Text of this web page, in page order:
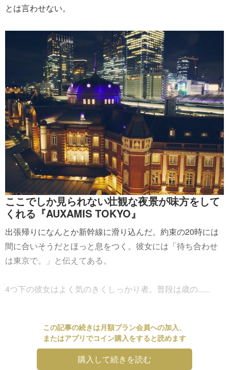
とは言わせない。
ここでしか見られない壮観な夜景が味方をして
くれる『AUXAMIS TOKYO』
出張帰りになんとか新幹線に滑り込んだ。約束の20時には
間に合いそうだとほっと息をつく。彼女には「待ち合わせ
は東京で。」と伝えてある。
4つ下の彼女はよく気のきくしっかり者。普段は歳の......
この記事の続きは月額プラン会員への加入、
またはアプリでコイン購入をすると読めます
購入して続きを読む